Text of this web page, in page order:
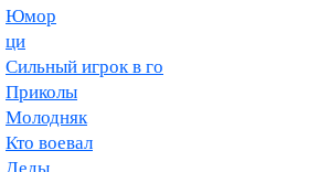
Юмор
ци
Сильный игрок в го
Приколы
Молодняк
Кто воевал
Деды